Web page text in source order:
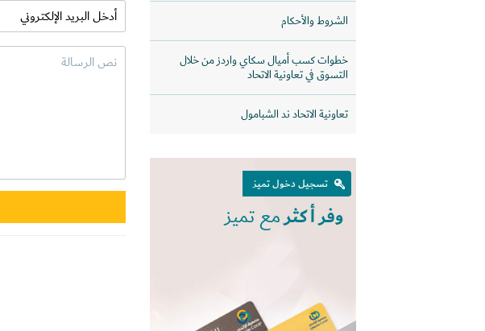
الشروط والأحكام
خطوات كسب أميال سكاي واردز من خلال
التسوق في تعاونية الاتحاد
تعاونية الاتحاد ند الشبامول
وفر أكثرمع تميز
تسجيل دخول تميز